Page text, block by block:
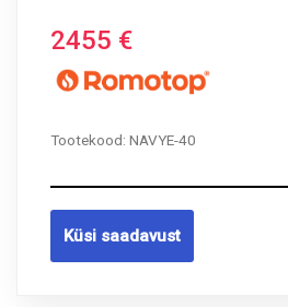
2455 €
Tootekood: NAVYE-40
Küsi saadavust